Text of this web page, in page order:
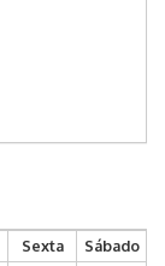
Sexta
Sábado